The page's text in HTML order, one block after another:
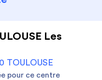
Les
TOULOUSE
pour ce centre